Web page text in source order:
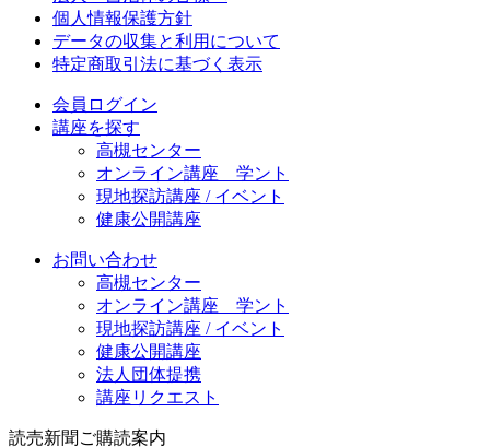
個人情報保護方針
データの収集と利用について
特定商取引法に基づく表示
会員ログイン
講座を探す
高槻センター
オンライン講座 学ント
現地探訪講座 / イベント
健康公開講座
お問い合わせ
高槻センター
オンライン講座 学ント
現地探訪講座 / イベント
健康公開講座
法人団体提携
講座リクエスト
読売新聞ご購読案内